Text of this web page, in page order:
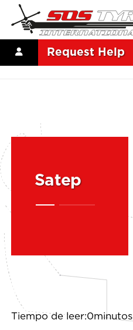
Request Help
Satep
Tiempo de leer:0minutos